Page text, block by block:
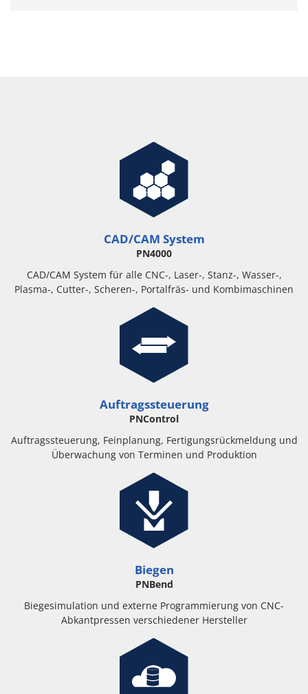
CAD/CAM System
PN4000
CAD/CAM System für alle CNC-, Laser-, Stanz-, Wasser-,
Plasma-, Cutter-, Scheren-, Portalfräs- und Kombimaschinen
Auftragssteuerung
PNControl
Auftragssteuerung, Feinplanung, Fertigungsrückmeldung und
Überwachung von Terminen und Produktion
Biegen
PNBend
Biegesimulation und externe Programmierung von CNC-
Abkantpressen verschiedener Hersteller